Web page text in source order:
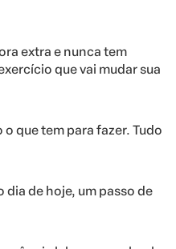
extra e nunca tem
que vai mudar sua
que tem para fazer. Tudo
dia de hoje, um passo de